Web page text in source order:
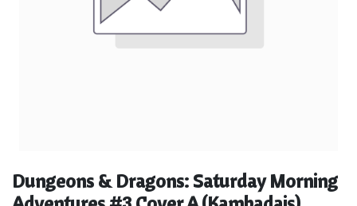
Dungeons & Dragons: Saturday Morning